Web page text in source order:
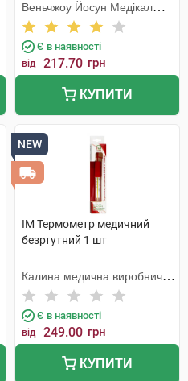
Веньчжоу Йосун Медікал
Технолоджі
Є в наявності
від 217.70 грн
КУПИТИ
NEW
IM Термометр медичний
безртутний 1 шт
Калина медична виробнича
компанія
Є в наявності
від 249.00 грн
КУПИТИ